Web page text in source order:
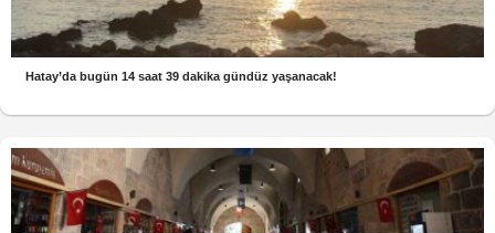
Hatay’da bugün 14 saat 39 dakika gündüz yaşanacak!